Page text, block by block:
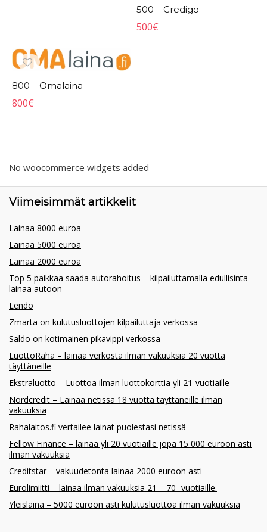
500 – Credigo
500€
800 – Omalaina
800€
No woocommerce widgets added
Viimeisimmät artikkelit
Lainaa 8000 euroa
Lainaa 5000 euroa
Lainaa 2000 euroa
Top 5 paikkaa saada autorahoitus – kilpailuttamalla edullisinta
lainaa autoon
Lendo
Zmarta on kulutusluottojen kilpailuttaja verkossa
Saldo on kotimainen pikavippi verkossa
LuottoRaha – lainaa verkosta ilman vakuuksia 20 vuotta
täyttäneille
Ekstraluotto – Luottoa ilman luottokorttia yli 21-vuotiaille
Nordcredit – Lainaa netissä 18 vuotta täyttäneille ilman
vakuuksia
Rahalaitos.fi vertailee lainat puolestasi netissä
Fellow Finance – lainaa yli 20 vuotiaille jopa 15 000 euroon asti
ilman vakuuksia
Creditstar – vakuudetonta lainaa 2000 euroon asti
Eurolimiitti – lainaa ilman vakuuksia 21 – 70 -vuotiaille.
Yleislaina – 5000 euroon asti kulutusluottoa ilman vakuuksia